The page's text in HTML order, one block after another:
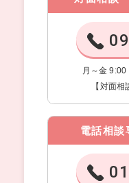
月～金
【対面
電話相談